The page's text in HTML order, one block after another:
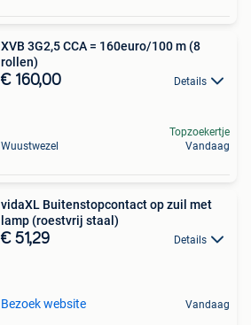
XVB 3G2,5 CCA = 160euro/100 m (8
rollen)
€ 160,00 Details
Wuustwezel
Topzoekertje
Vandaag
vidaXL Buitenstopcontact op zuil met
lamp (roestvrij staal)
€ 51,29 Details
Bezoek website Vandaag